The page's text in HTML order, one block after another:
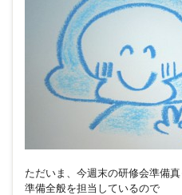
ただいま、今週末の研修会準備真
準備全般を担当しているので